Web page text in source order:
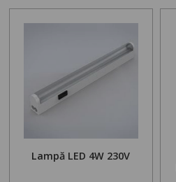
Lampă LED 4W 230V